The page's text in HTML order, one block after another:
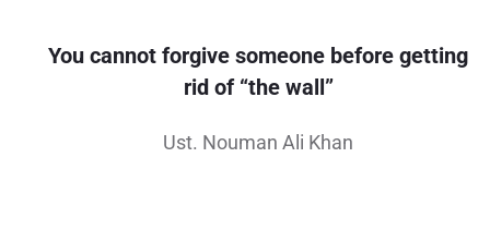
You cannot forgive someone before getting
rid of “the wall”
Ust. Nouman Ali Khan